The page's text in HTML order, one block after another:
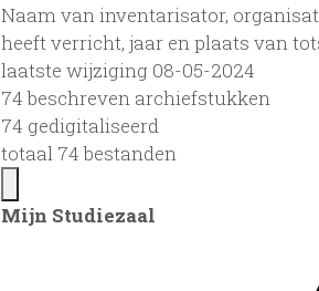
Naam van inventarisator,
heeft verricht, jaar en plaats van
laatste wijziging 08-05-2024
74 beschreven archiefstukken
74 gedigitaliseerd
totaal 74 bestanden
Mijn Studiezaal